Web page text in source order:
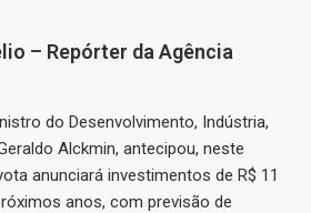
– Repórter da Agência
do Desenvolvimento, Indústria,
Alckmin, antecipou, neste
anunciará investimentos de R$ 11
anos, com previsão de